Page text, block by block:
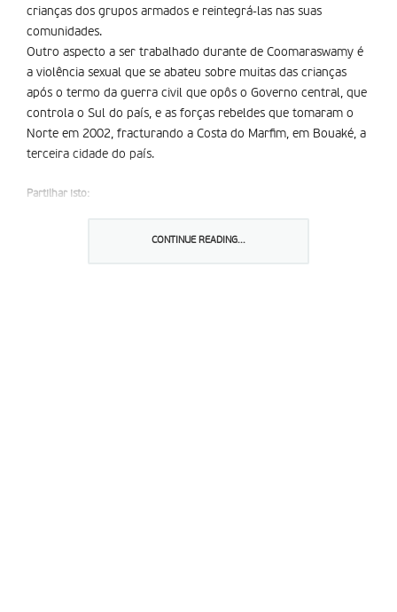
crianças dos grupos armados e reintegrá-las nas suas
comunidades.
Outro aspecto a ser trabalhado durante de Coomaraswamy é
a violência sexual que se abateu sobre muitas das crianças
após o termo da guerra civil que opôs o Governo central, que
controla o Sul do país, e as forças rebeldes que tomaram o
Norte em 2002, fracturando a Costa do Marfim, em Bouaké, a
terceira cidade do país.
Partilhar isto:
CONTINUE READING...